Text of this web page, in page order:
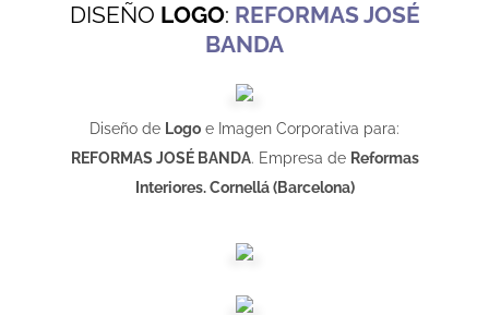
DISEÑO LOGO: REFORMAS JOSÉ
BANDA
Diseño de Logo e Imagen Corporativa para:
REFORMAS JOSÉ BANDA. Empresa de Reformas
Interiores. Cornellá (Barcelona)